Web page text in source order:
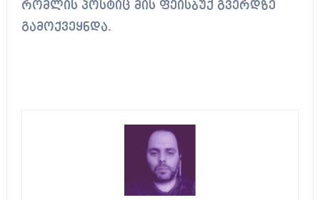
რომლის პოსტიც მის ფეისბუქ გვერდზე
გამოქვეყნდა.